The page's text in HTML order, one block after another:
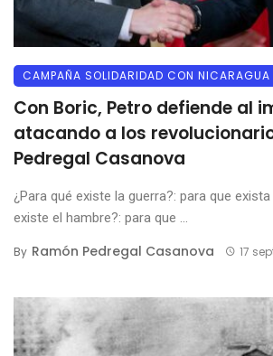
CAMPAÑA SOLIDARIDAD CON NICARAGUA
Con Boric, Petro defiende al
atacando a los
Pedregal Casanova
¿Para qué existe la guerra?: para que exista
existe el hambre?: para que ...
By Ramón Pedregal Casanova 17